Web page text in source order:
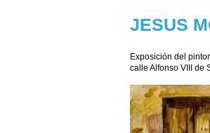
JESUS
Exposición del
calle Alfonso VIII de